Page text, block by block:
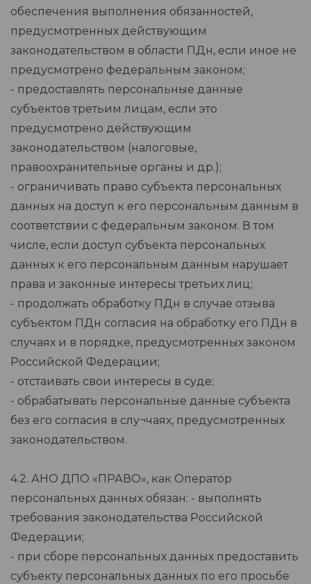
обеспечения выполнения обязанностей,
предусмотренных действующим
законодательством в области ПДн, если иное не
предусмотрено федеральным законом;
- предоставлять персональные данные
субъектов третьим лицам, если это
предусмотрено действующим
законодательством (налоговые,
правоохранительные органы и др.);
- ограничивать право субъекта персональных
данных на доступ к его персональным данным в
соответствии с федеральным законом. В том
числе, если доступ субъекта персональных
данных к его персональным данным нарушает
права и законные интересы третьих лиц;
- продолжать обработку ПДн в случае отзыва
субъектом ПДн согласия на обработку его ПДн в
случаях и в порядке, предусмотренных законом
Российской Федерации;
- отстаивать свои интересы в суде;
- обрабатывать персональные данные субъекта
без его согласия в слу¬чаях, предусмотренных
законодательством.
4.2. АНО ДПО «ПРАВО», как Оператор
персональных данных обязан: - выполнять
требования законодательства Российской
Федерации;
- при сборе персональных данных предоставить
субъекту персональных данных по его просьбе